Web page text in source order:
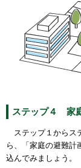
ステップ４ 家
ステップ１からス
ら
、「家庭の避難
込んでみましょう。